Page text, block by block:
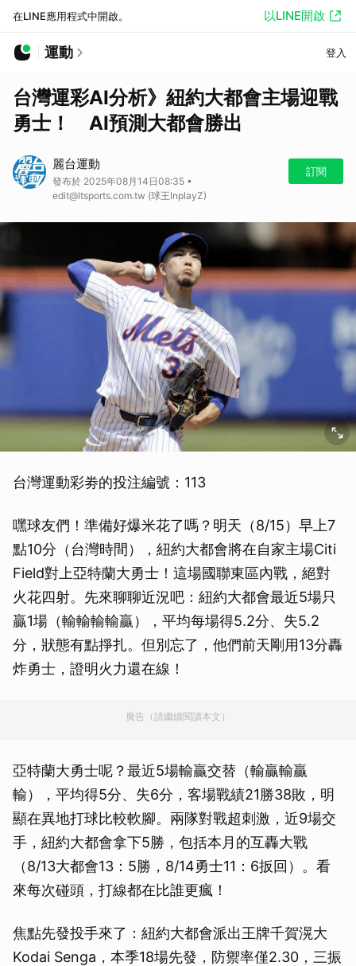
在LINE應用程式中開啟。 以LINE開啟
運動 登入
台灣運彩AI分析》紐約大都會主場迎戰
勇士！ AI預測大都會勝出
麗台運動
發布於 2025年08月14日08:35 •
edit@ltsports.com.tw (球王InplayZ)
訂閱
台灣運動彩劵的投注編號：113
嘿球友們！準備好爆米花了嗎？明天（8/15）早上7
點10分（台灣時間），紐約大都會將在自家主場Citi
Field對上亞特蘭大勇士！這場國聯東區內戰，絕對
火花四射。先來聊聊近況吧：紐約大都會最近5場只
贏1場（輸輸輸輸贏），平均每場得5.2分、失5.2
分，狀態有點掙扎。但別忘了，他們前天剛用13分轟
炸勇士，證明火力還在線！
廣告（請繼續閱讀本文）
亞特蘭大勇士呢？最近5場輸贏交替（輸贏輸贏
輸），平均得5分、失6分，客場戰績21勝38敗，明
顯在異地打球比較軟腳。兩隊對戰超刺激，近9場交
手，紐約大都會拿下5勝，包括本月的互轟大戰
（8/13大都會13：5勝，8/14勇士11：6扳回）。看
來每次碰頭，打線都在比誰更瘋！
焦點先發投手來了：紐約大都會派出王牌千賀滉大
Kodai Senga，本季18場先發，防禦率僅2.30，三振